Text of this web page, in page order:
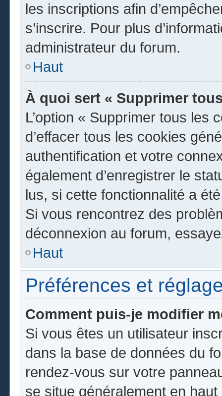
les inscriptions afin
s’inscrire. Pour plus
administrateur du forum.
Haut
À quoi sert « Supprimer
L’option « Supprimer tous les
d’effacer tous les cookies
authentification et votre
également d’enregistrer le
lus, si cette fonctionnalité a
Si vous rencontrez des
déconnexion au forum,
Haut
Préférences et
Comment puis-je modifier
Si vous êtes un utilisateur
dans la base de données du
rendez-vous sur votre
se situe généralement en